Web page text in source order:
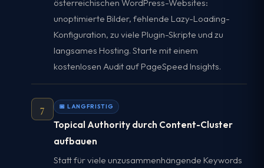
österreichischen WordPress-Websites:
unoptimierte Bilder, fehlende Lazy-Loading-
Konfiguration, zu viele Plugin-Skripte und zu
langsames Hosting. Starte mit einem
kostenlosen Audit auf PageSpeed Insights.
7 📅 LANGFRISTIG
Topical Authority durch Content-Cluster
aufbauen
Statt für viele unzusammenhängende Keywords